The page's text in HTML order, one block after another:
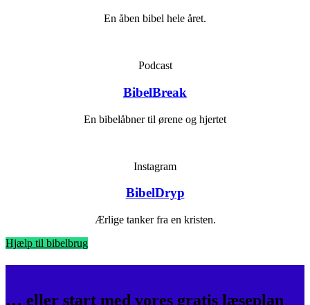
En åben bibel hele året.
Podcast
BibelBreak
En bibelåbner til ørene og hjertet
Instagram
BibelDryp
Ærlige tanker fra en kristen.
Hjælp til bibelbrug
… eller start med vores gratis læseplan